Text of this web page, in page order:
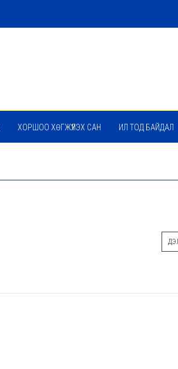
ХОРШОО ХӨГЖҮҮЛЭХ САН ИЛ ТОД БАЙДАЛ